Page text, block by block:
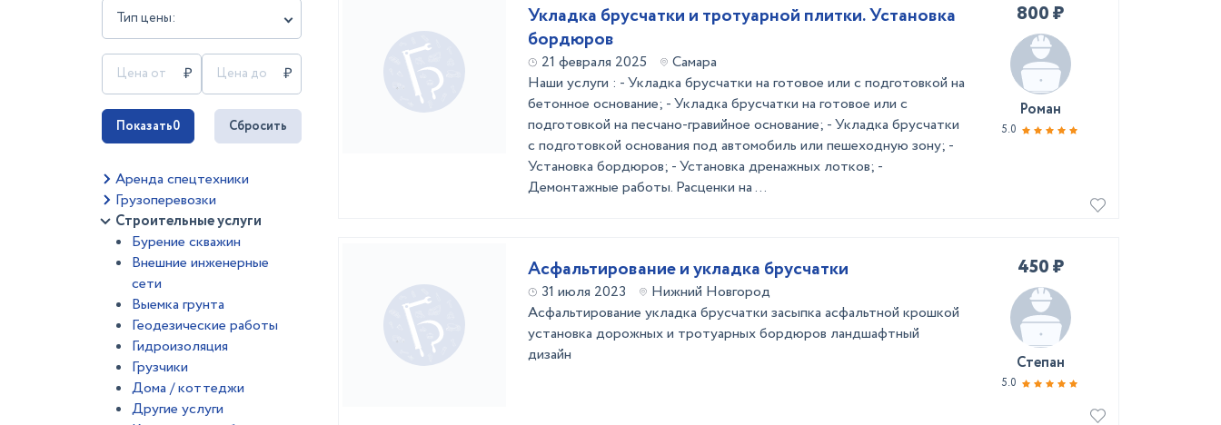
Тип цены:
Показать0 Сбросить
Аренда спецтехники
Грузоперевозки
Строительные услуги
Бурение скважин
Внешние инженерные
сети
Выемка грунта
Геодезические работы
Гидроизоляция
Грузчики
Дома / коттеджи
Другие услуги
Укладка брусчатки и тротуарной плитки. Установка
бордюров
21 февраля 2025
Самара
Наши услуги : - Укладка брусчатки на готовое или с подготовкой на
бетонное основание; - Укладка брусчатки на готовое или с
подготовкой на песчано-гравийное основание; - Укладка брусчатки
с подготовкой основания под автомобиль или пешеходную зону; -
Установка бордюров; - Установка дренажных лотков; -
Демонтажные работы. Расценки на ...
800 ₽
Роман
5.0
Асфальтирование и укладка брусчатки
31 июля 2023
Нижний Новгород
Асфальтирование укладка брусчатки засыпка асфальтной крошкой
установка дорожных и тротуарных бордюров ландшафтный
дизайн
450 ₽
Степан
5.0